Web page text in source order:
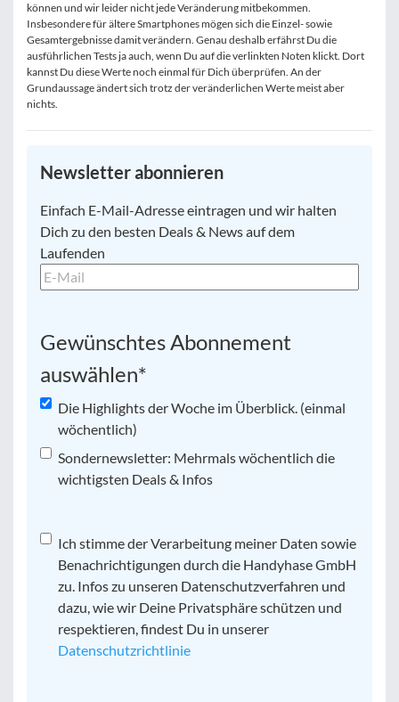
können und wir leider nicht jede Veränderung mitbekommen.
Insbesondere für ältere Smartphones mögen sich die Einzel- sowie
Gesamtergebnisse damit verändern. Genau deshalb erfährst Du die
ausführlichen Tests ja auch, wenn Du auf die verlinkten Noten klickt. Dort
kannst Du diese Werte noch einmal für Dich überprüfen. An der
Grundaussage ändert sich trotz der veränderlichen Werte meist aber
nichts.
Newsletter abonnieren
E-
Mail*
Einfach E-Mail-Adresse eintragen und wir halten
Dich zu den besten Deals & News auf dem
Laufenden
Gewünschtes Abonnement
auswählen*
Die Highlights der Woche im Überblick. (einmal
wöchentlich)
Sondernewsletter: Mehrmals wöchentlich die
wichtigsten Deals & Infos
Datenschutz*
Ich stimme der Verarbeitung meiner Daten sowie
Benachrichtigungen durch die Handyhase GmbH
zu. Infos zu unseren Datenschutzverfahren und
dazu, wie wir Deine Privatsphäre schützen und
respektieren, findest Du in unserer
Datenschutzrichtlinie